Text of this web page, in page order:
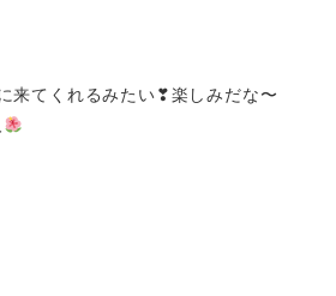
来てくれるみたい❣楽しみだな〜